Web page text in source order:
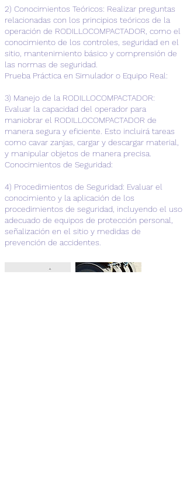
2) Conocimientos Teóricos: Realizar preguntas
relacionadas con los principios teóricos de la
operación de RODILLOCOMPACTADOR, como el
conocimiento de los controles, seguridad en el
sitio, mantenimiento básico y comprensión de
las normas de seguridad.
Prueba Práctica en Simulador o Equipo Real:
3) Manejo de la RODILLOCOMPACTADOR:
Evaluar la capacidad del operador para
maniobrar el RODILLOCOMPACTADOR de
manera segura y eficiente. Esto incluirá tareas
como cavar zanjas, cargar y descargar material,
y manipular objetos de manera precisa.
Conocimientos de Seguridad:
4) Procedimientos de Seguridad: Evaluar el
conocimiento y la aplicación de los
procedimientos de seguridad, incluyendo el uso
adecuado de equipos de protección personal,
señalización en el sitio y medidas de
prevención de accidentes.